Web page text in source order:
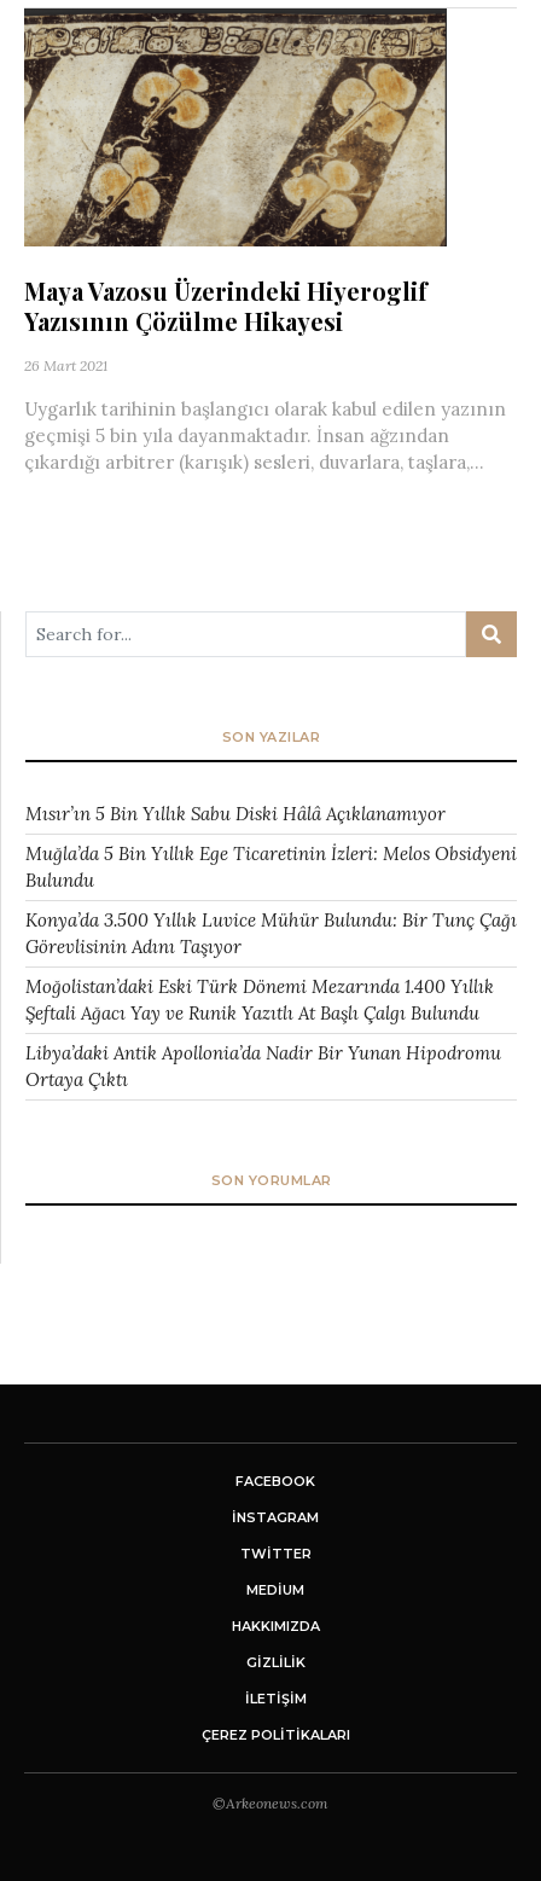
Maya Vazosu Üzerindeki Hiyeroglif
Yazısının Çözülme Hikayesi
26 Mart 2021
Uygarlık tarihinin başlangıcı olarak kabul edilen yazının
geçmişi 5 bin yıla dayanmaktadır. İnsan ağzından
çıkardığı arbitrer (karışık) sesleri, duvarlara, taşlara,...
SON YAZILAR
Mısır’ın 5 Bin Yıllık Sabu Diski Hâlâ Açıklanamıyor
Muğla’da 5 Bin Yıllık Ege Ticaretinin İzleri: Melos Obsidyeni
Bulundu
Konya’da 3.500 Yıllık Luvice Mühür Bulundu: Bir Tunç Çağı
Görevlisinin Adını Taşıyor
Moğolistan’daki Eski Türk Dönemi Mezarında 1.400 Yıllık
Şeftali Ağacı Yay ve Runik Yazıtlı At Başlı Çalgı Bulundu
Libya’daki Antik Apollonia’da Nadir Bir Yunan Hipodromu
Ortaya Çıktı
SON YORUMLAR
FACEBOOK
INSTAGRAM
TWITTER
MEDIUM
HAKKIMIZDA
GİZLİLİK
İLETIŞIM
ÇEREZ POLITIKALARI
©Arkeonews.com